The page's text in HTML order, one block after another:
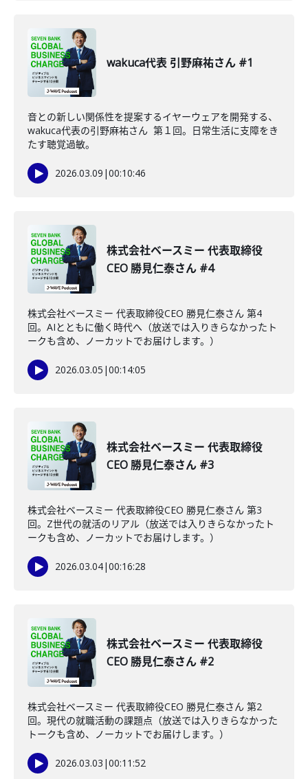
wakuca代表 引野麻祐さん #1
音との新しい関係性を提案するイヤーウェアを開発する、
wakuca代表の引野麻祐さん 第１回。日常生活に支障をき
たす聴覚過敏。
2026.03.09 |00:10:46
株式会社ベースミー 代表取締役
CEO 勝見仁泰さん #4
株式会社ベースミー 代表取締役CEO 勝見仁泰さん 第4
回。AIとともに働く時代へ（放送では入りきらなかったト
ークも含め、ノーカットでお届けします。）
2026.03.05 |00:14:05
株式会社ベースミー 代表取締役
CEO 勝見仁泰さん #3
株式会社ベースミー 代表取締役CEO 勝見仁泰さん 第3
回。Z世代の就活のリアル（放送では入りきらなかったト
ークも含め、ノーカットでお届けします。）
2026.03.04|00:16:28
株式会社ベースミー 代表取締役
CEO 勝見仁泰さん #2
株式会社ベースミー 代表取締役CEO 勝見仁泰さん 第2
回。現代の就職活動の課題点（放送では入りきらなかった
トークも含め、ノーカットでお届けします。）
2026.03.03 |00:11:52